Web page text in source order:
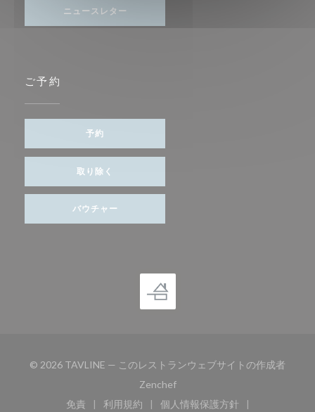
ニュースレター
ご予約
予約
取り除く
バウチャー
© 2026 TAVLINE — このレストランウェブサイトの作成者
Zenchef((新しいウィンドウで開きます))
免責
利用規約 個人情報保護方針